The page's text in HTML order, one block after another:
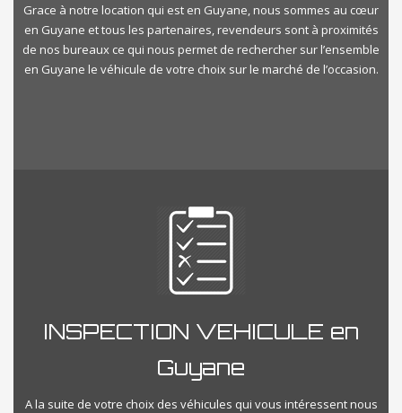
Grace à notre location qui est en Guyane, nous sommes au cœur
en Guyane et tous les partenaires, revendeurs sont à proximités
de nos bureaux ce qui nous permet de rechercher sur l’ensemble
en Guyane le véhicule de votre choix sur le marché de l’occasion.
INSPECTION VEHICULE en
Guyane
A la suite de votre choix des véhicules qui vous intéressent nous